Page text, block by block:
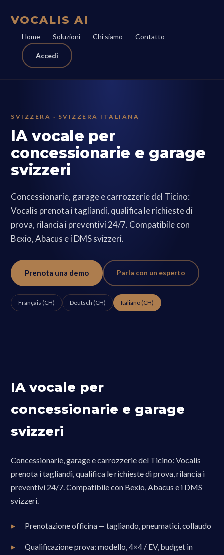
VOCALIS AI
Home Soluzioni Chi siamo Contatto
Accedi
SVIZZERA · SVIZZERA ITALIANA
IA vocale per
concessionarie e garage
svizzeri
Concessionarie, garage e carrozzerie del Ticino:
Vocalis prenota i tagliandi, qualifica le richieste di
prova, rilancia i preventivi 24/7. Compatibile con
Bexio, Abacus e i DMS svizzeri.
Prenota una demo Parla con un esperto
Français (CH) Deutsch (CH) Italiano (CH)
IA vocale per
concessionarie e garage
svizzeri
Concessionarie, garage e carrozzerie del Ticino: Vocalis
prenota i tagliandi, qualifica le richieste di prova, rilancia i
preventivi 24/7. Compatibile con Bexio, Abacus e i DMS
svizzeri.
Prenotazione officina — tagliando, pneumatici, collaudo
Qualificazione prova: modello, 4×4 / EV, budget in